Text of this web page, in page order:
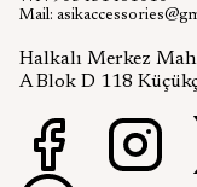
Mail:
Halkalı Merkez
A Blok D 118